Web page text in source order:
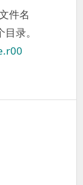
件名
录。